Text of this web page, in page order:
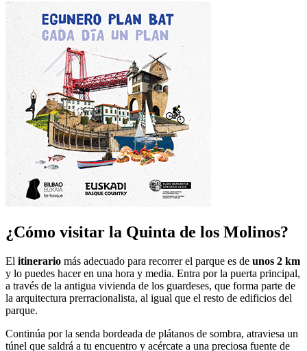
¿Cómo visitar la Quinta de los Molinos?
El itinerario más adecuado para recorrer el parque es de unos 2 km
y lo puedes hacer en una hora y media. Entra por la puerta principal,
a través de la antigua vivienda de los guardeses, que forma parte de
la arquitectura prerracionalista, al igual que el resto de edificios del
parque.
Continúa por la senda bordeada de plátanos de sombra, atraviesa un
túnel que saldrá a tu encuentro y acércate a una preciosa fuente de